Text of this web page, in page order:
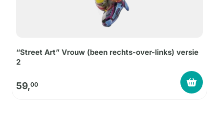
“Street Art” Vrouw (been rechts-over-links) versie
2
59,00